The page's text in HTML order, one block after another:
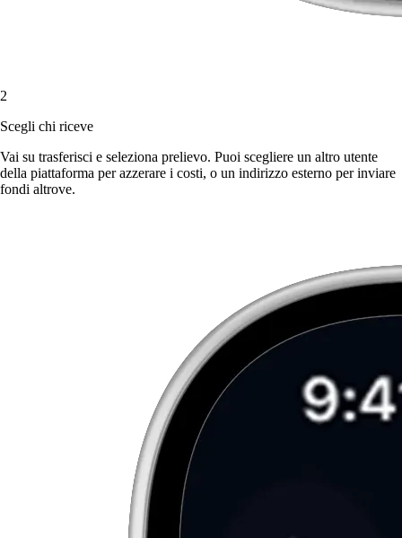
2
Scegli chi riceve
Vai su trasferisci e seleziona prelievo. Puoi scegliere un altro utente
della piattaforma per azzerare i costi, o un indirizzo esterno per inviare
fondi altrove.